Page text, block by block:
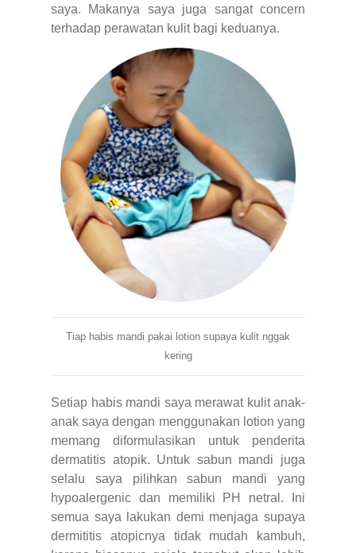
saya. Makanya saya juga sangat concern
terhadap perawatan kulit bagi keduanya.
Tiap habis mandi pakai lotion supaya kulit nggak
kering
Setiap habis mandi saya merawat kulit anak-
anak saya dengan menggunakan lotion yang
memang diformulasikan untuk penderita
dermatitis atopik. Untuk sabun mandi juga
selalu saya pilihkan sabun mandi yang
hypoalergenic dan memiliki PH netral. Ini
semua saya lakukan demi menjaga supaya
dermititis atopicnya tidak mudah kambuh,